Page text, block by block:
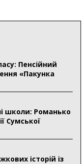
Пенсійний
«Пакунка
школи: Романько
Сумської
історій із